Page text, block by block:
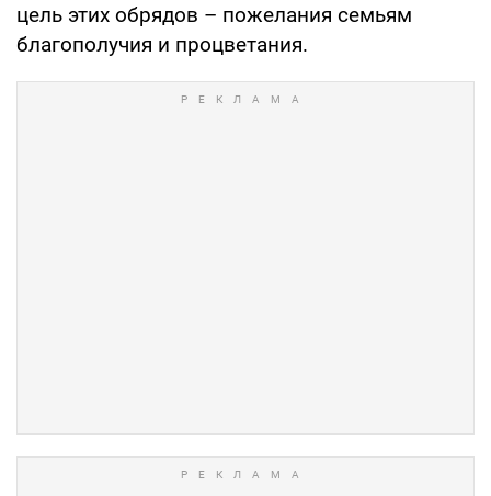
цель этих обрядов – пожелания семьям
благополучия и процветания.